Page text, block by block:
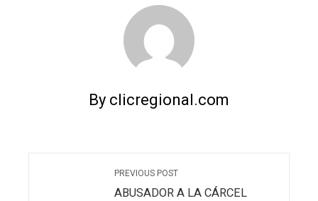
By clicregional.com
PREVIOUS POST
ABUSADOR A LA CÁRCEL